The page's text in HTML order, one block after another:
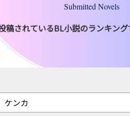
Submitted Novels
稿されているBL小説のランキング